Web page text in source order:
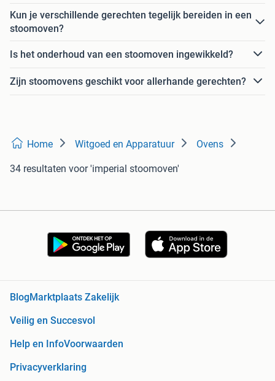
Kun je verschillende gerechten tegelijk bereiden in een
stoomoven?
Is het onderhoud van een stoomoven ingewikkeld?
Zijn stoomovens geschikt voor allerhande gerechten?
Home Witgoed en Apparatuur Ovens
34 resultaten voor 'imperial stoomoven'
Blog Marktplaats Zakelijk
Veilig en Succesvol
Help en InfoVoorwaarden
Privacyverklaring